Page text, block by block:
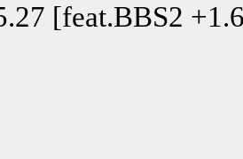
[feat.BBS2